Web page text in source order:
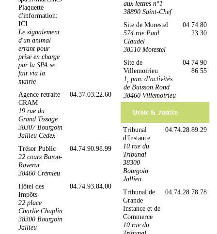
Plaquette
d'information:
ICI
Le signalement
d'un animal
errant pour
prise en charge
par la SPA se
fait via la
mairie
Agence retraite
CRAM
19 rue du
Grand Tissage
38307 Bourgoin
Jallieu Cedex
04.37.03.22.60
Trésor Public
22 cours Baron-
Raverat
38460 Crémieu
04.74.90.98.99
Hôtel des
Impôts
22 place
Charlie Chaplin
38300 Bourgoin
Jallieu
04.74.93.84.00
aux lettres n°1
38890 Saint-Chef
Site de Morestel
574 rue Paul
Claudel
38510 Morestel
04 74 80
23 30
Site de
Villemoirieu
1, parc d’activités
de Buisson Rond
38460 Villemoirieu
04 74 90
86 55
Droit & Justice
Tribunal
d'Instance
10 rue du
Tribunal
38300
Bourgoin
Jallieu
04.74.28.89.29
Tribunal de
Grande
Instance et de
Commerce
10 rue du
04.74.28.78.78